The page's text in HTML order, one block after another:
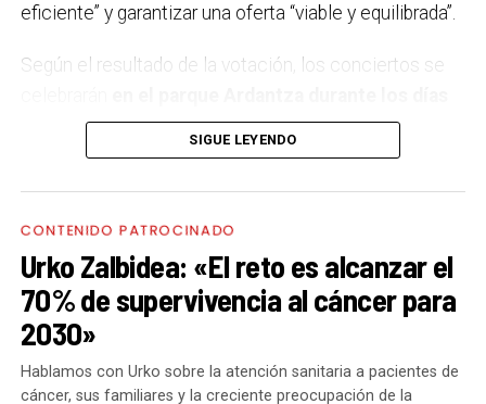
eficiente” y garantizar una oferta “viable y equilibrada”.
Según el resultado de la votación, los conciertos se
11, 12, 18 y 19 de septiembre,coincidiendo con los
dos fines de semana festivos. El comité de fiestas ha
sido el encargado de elegir el concierto del 11 de
tradición vasca desde una perspectiva moderna,
fusionando folk, electrónica y pop en su último trabajo,
‘Lazturak Orbain’.
El 12 de septiembre actuará Kaotiko, veterana banda
SIGUE LEYENDO
CONTENIDO PATROCINADO
Urko Zalbidea: «El reto es alcanzar el
70% de supervivencia al cáncer para
2030»
Hablamos con Urko sobre la atención sanitaria a pacientes de
cáncer, sus familiares y la creciente preocupación de la